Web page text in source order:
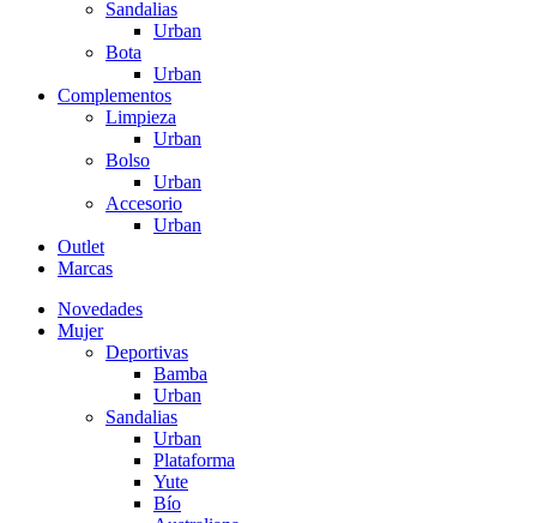
Sandalias
Urban
Bota
Urban
Complementos
Limpieza
Urban
Bolso
Urban
Accesorio
Urban
Outlet
Marcas
Novedades
Mujer
Deportivas
Bamba
Urban
Sandalias
Urban
Plataforma
Yute
Bío